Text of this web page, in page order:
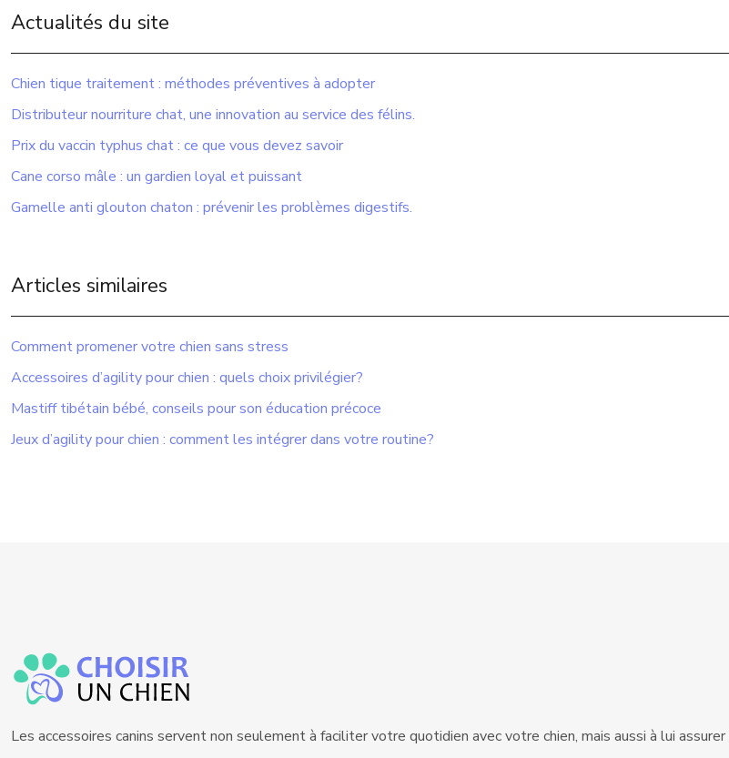
Actualités du site
Chien tique traitement : méthodes préventives à adopter
Distributeur nourriture chat, une innovation au service des félins.
Prix du vaccin typhus chat : ce que vous devez savoir
Cane corso mâle : un gardien loyal et puissant
Gamelle anti glouton chaton : prévenir les problèmes digestifs.
Articles similaires
Comment promener votre chien sans stress
Accessoires d’agility pour chien : quels choix privilégier?
Mastiff tibétain bébé, conseils pour son éducation précoce
Jeux d’agility pour chien : comment les intégrer dans votre routine?
Les accessoires canins servent non seulement à faciliter votre quotidien avec votre chien, mais aussi à lui